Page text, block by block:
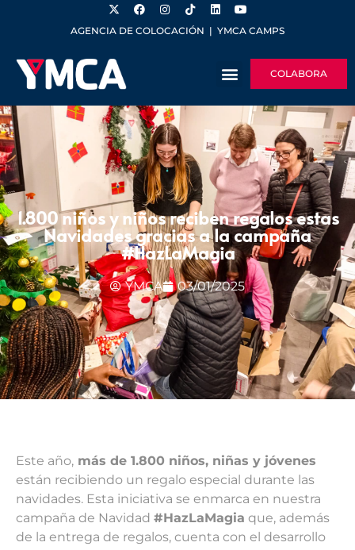
AGENCIA DE COLOCACIÓN | YMCA CAMPS
COLABORA
1.800 niños y niños reciben regalos estas
Navidades gracias a la campaña
#HazLaMagia
YMCA 03/01/2025
Este año, más de 1.800 niños, niñas y jóvenes
están recibiendo un regalo especial durante las
navidades. Esta iniciativa se enmarca en nuestra
campaña de Navidad #HazLaMagia que, además
de la entrega de regalos, cuenta con el desarrollo